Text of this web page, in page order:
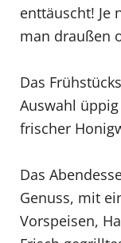
enttäuscht! Je
man draußen
Das
Auswahl
frischer
Das
Genuss, mit
Vorspeisen,